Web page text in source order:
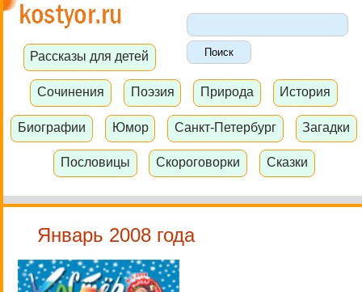
Рассказы для детей
Сочинения Поэзия Природа История
Биографии Юмор Санкт-Петербург Загадки
Пословицы Скороговорки Сказки
Январь 2008 года